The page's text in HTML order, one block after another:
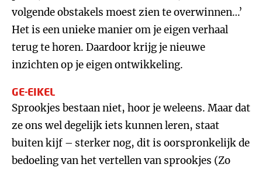
volgende obstakels moest zien te overwinnen…’
Het is een unieke manier om je eigen verhaal
terug te horen. Daardoor krijg je nieuwe
inzichten op je eigen ontwikkeling.
GE-EIKEL
Sprookjes bestaan niet, hoor je weleens. Maar dat
ze ons wel degelijk iets kunnen leren, staat
buiten kijf – sterker nog, dit is oorspronkelijk de
bedoeling van het vertellen van sprookjes (Zo